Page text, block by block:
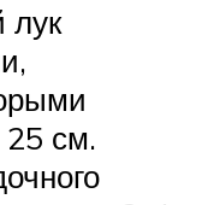
лук
см.